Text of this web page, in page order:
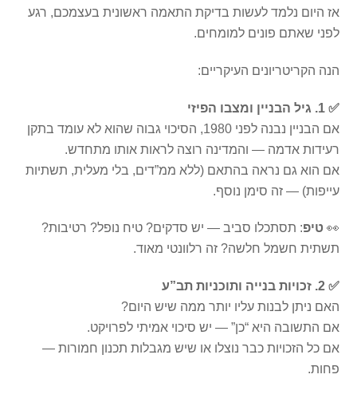
אז היום נלמד לעשות בדיקת התאמה ראשונית בעצמכם, רגע
לפני שאתם פונים למומחים.
הנה הקריטריונים העיקריים:
✅ 1. גיל הבניין ומצבו הפיזי
אם הבניין נבנה לפני 1980, הסיכוי גבוה שהוא לא עומד בתקן
רעידות אדמה — והמדינה רוצה לראות אותו מתחדש.
אם הוא גם נראה בהתאם (ללא ממ”דים, בלי מעלית, תשתיות
עייפות) — זה סימן נוסף.
👀 טיפ: תסתכלו סביב — יש סדקים? טיח נופל? רטיבות?
תשתית חשמל חלשה? זה רלוונטי מאוד.
✅ 2. זכויות בנייה ותוכניות תב”ע
האם ניתן לבנות עליו יותר ממה שיש היום?
אם התשובה היא “כן” — יש סיכוי אמיתי לפרויקט.
אם כל הזכויות כבר נוצלו או שיש מגבלות תכנון חמורות —
פחות.